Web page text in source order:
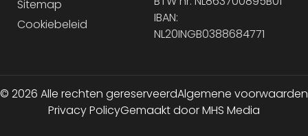
Sitemap
Cookiebeleid
IBAN:
NL20INGB0388684771
© 2026 Alle rechten gereserveerdAlgemene voorwaarden
Privacy PolicyGemaakt door MHS Media